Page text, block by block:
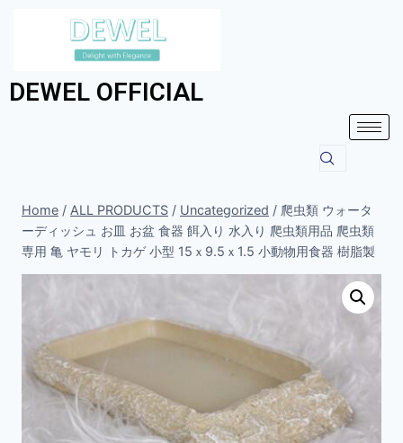
DEWEL OFFICIAL
Home / ALL PRODUCTS / Uncategorized / 爬虫類 ウォータ
ーディッシュ お皿 お盆 食器 餌入り 水入り 爬虫類用品 爬虫類
専用 亀 ヤモリ トカゲ 小型 15ｘ9.5ｘ1.5 小動物用食器 樹脂製